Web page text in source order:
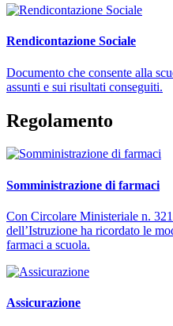
Rendicontazione Sociale
Documento che consente alla
assunti e sui risultati conseguiti.
Regolamento
Somministrazione di farmaci
Con Circolare Ministeriale n.
dell’Istruzione ha ricordato le
farmaci a scuola.
Assicurazione